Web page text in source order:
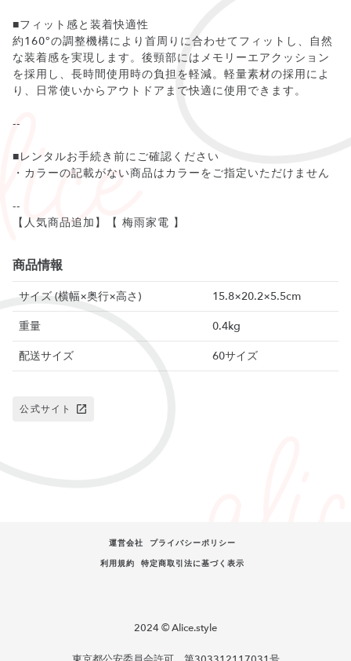
■フィット感と装着快適性
約160°の調整機構により首周りに合わせてフィットし、自然
な装着感を実現します。後頸部にはメモリーエアクッション
を採用し、長時間使用時の負担を軽減。軽量素材の採用によ
り、日常使いからアウトドアまで快適に使用できます。
--
■レンタルお手続き前にご確認ください
・カラーの記載がない商品はカラーをご指定いただけません
--
【人気商品追加】【 梅雨家電 】
商品情報
サイズ (横幅×奥行×高さ)
15.8×20.2×5.5cm
重量
0.4kg
配送サイズ
60サイズ
公式サイト
運営会社
プライバシーポリシー
利用規約
特定商取引法に基づく表示
2024 © Alice.style